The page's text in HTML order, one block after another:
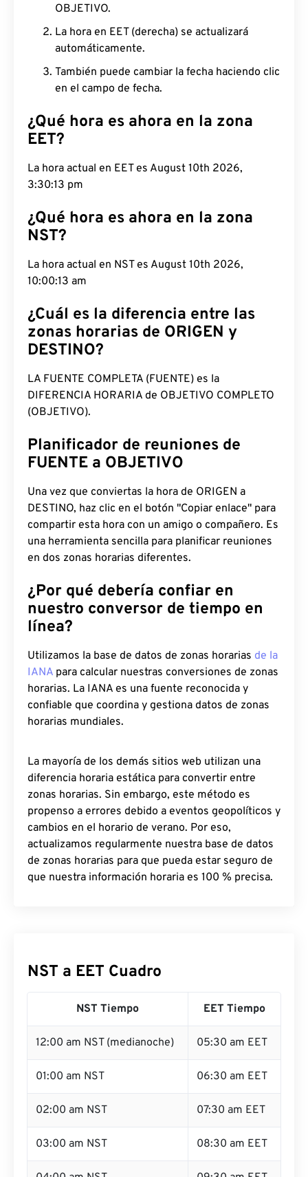
OBJETIVO.
La hora en EET (derecha) se actualizará
automáticamente.
También puede cambiar la fecha haciendo clic
en el campo de fecha.
¿Qué hora es ahora en la zona
EET?
La hora actual en EET es August 10th 2026,
3:30:14 pm
¿Qué hora es ahora en la zona
NST?
La hora actual en NST es August 10th 2026,
10:00:14 am
¿Cuál es la diferencia entre las
zonas horarias de ORIGEN y
DESTINO?
LA FUENTE COMPLETA (FUENTE) es la
DIFERENCIA HORARIA de OBJETIVO COMPLETO
(OBJETIVO).
Planificador de reuniones de
FUENTE a OBJETIVO
Una vez que conviertas la hora de ORIGEN a
DESTINO, haz clic en el botón "Copiar enlace" para
compartir esta hora con un amigo o compañero. Es
una herramienta sencilla para planificar reuniones
en dos zonas horarias diferentes.
¿Por qué debería confiar en
nuestro conversor de tiempo en
línea?
Utilizamos la base de datos de zonas horarias de la
IANA para calcular nuestras conversiones de zonas
horarias. La IANA es una fuente reconocida y
confiable que coordina y gestiona datos de zonas
horarias mundiales.
La mayoría de los demás sitios web utilizan una
diferencia horaria estática para convertir entre
zonas horarias. Sin embargo, este método es
propenso a errores debido a eventos geopolíticos y
cambios en el horario de verano. Por eso,
actualizamos regularmente nuestra base de datos
de zonas horarias para que pueda estar seguro de
que nuestra información horaria es 100 % precisa.
NST a EET Cuadro
NST Tiempo EET Tiempo
12:00 am NST (medianoche) 05:30 am EET
01:00 am NST 06:30 am EET
02:00 am NST 07:30 am EET
03:00 am NST 08:30 am EET